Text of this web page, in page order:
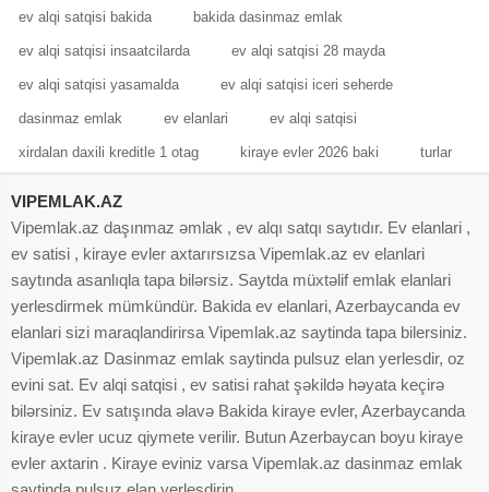
ev alqi satqisi bakida bakida dasinmaz emlak
ev alqi satqisi insaatcilarda ev alqi satqisi 28 mayda
ev alqi satqisi yasamalda ev alqi satqisi iceri seherde
dasinmaz emlak ev elanlari ev alqi satqisi
xirdalan daxili kreditle 1 otag kiraye evler 2026 baki turlar
VIPEMLAK.AZ
Vipemlak.az daşınmaz əmlak , ev alqı satqı saytıdır. Ev elanlari ,
ev satisi , kiraye evler axtarırsızsa Vipemlak.az ev elanlari
saytında asanlıqla tapa bilərsiz. Saytda müxtəlif emlak elanlari
yerlesdirmek mümkündür. Bakida ev elanlari, Azerbaycanda ev
elanlari sizi maraqlandirirsa Vipemlak.az saytinda tapa bilersiniz.
Vipemlak.az Dasinmaz emlak saytinda pulsuz elan yerlesdir, oz
evini sat. Ev alqi satqisi , ev satisi rahat şəkildə həyata keçirə
bilərsiniz. Ev satışında əlavə Bakida kiraye evler, Azerbaycanda
kiraye evler ucuz qiymete verilir. Butun Azerbaycan boyu kiraye
evler axtarin . Kiraye eviniz varsa Vipemlak.az dasinmaz emlak